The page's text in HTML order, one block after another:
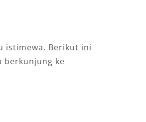
istimewa. Berikut ini
berkunjung ke